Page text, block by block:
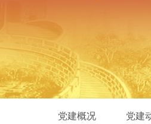
党建概况 党建